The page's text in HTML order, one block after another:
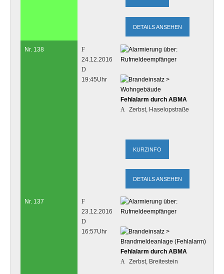
DETAILS ANSEHEN
Nr. 138
24.12.2016
19:45Uhr
Fehlalarm durch ABMA
Zerbst, Haselopstraße
DETAILS ANSEHEN
Nr. 137
23.12.2016
16:57Uhr
Fehlalarm durch ABMA
Zerbst, Breitestein